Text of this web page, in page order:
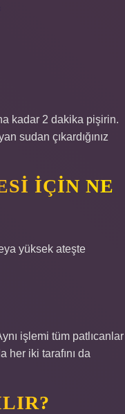
kadar 2 dakika pişirin.
sudan çıkardığınız
IÇIN NE
yüksek ateşte
işlemi tüm patlıcanlar
her iki tarafını da